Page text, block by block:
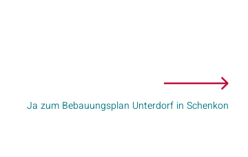
Ja zum Bebauungsplan Unterdorf in Schenkon